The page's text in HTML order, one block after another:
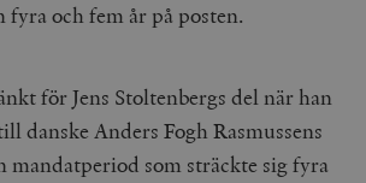
och fem år på posten.
för Jens Stoltenbergs del när han
danske Anders Fogh Rasmussens
mandatperiod som sträckte sig fyra